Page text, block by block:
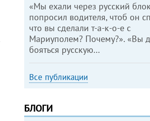
«Мы ехали через русский
попросил водителя, чтоб он
что вы сделали т-а-к-о-е с
Мариуполем? Почему?». «Вы
бояться русскую…
Все публикации
БЛОГИ